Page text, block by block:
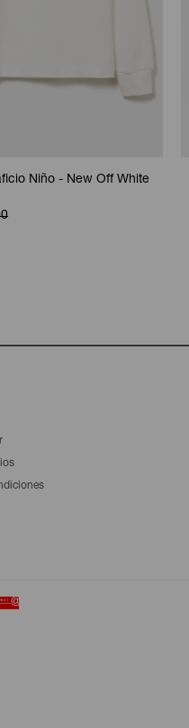
Niño - New Off White